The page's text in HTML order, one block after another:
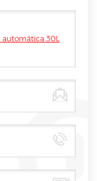
automática 30L